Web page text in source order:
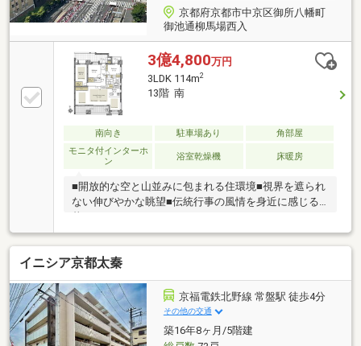
京都府京都市中京区御所八幡町
御池通柳馬場西入
3億4,800万円
3LDK 114m2
13階 南
南向き 駐車場あり
角部屋
モニタ付インターホ
ン
浴室乾燥機 床暖房
■開放的な空と山並みに包まれる住環境■視界を遮られ
ない伸びやかな眺望■伝統行事の風情を身近に感じる
イニシア京都太秦
京福電鉄北野線 常盤駅 徒歩4分
その他の交通
築16年8ヶ月/5階建